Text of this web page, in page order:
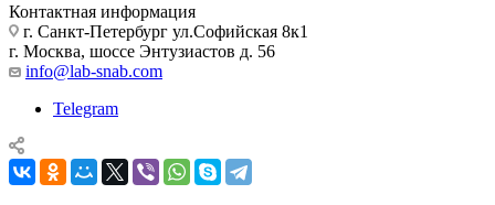
Контактная информация
г. Санкт-Петербург ул.Софийская 8к1
г. Москва, шоссе Энтузиастов д. 56
info@lab-snab.com
Telegram